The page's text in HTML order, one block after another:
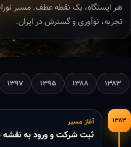
هر ایستگاه، یک نقطه عطف. مسیر
تجربه، نوآوری و گسترش در ایران.
۱۳۸۳ ۱۳۸۸ ۱۳۹۵ ۱۳۹۷
۱۳۸۳ آغاز مسیر
ثبت شرکت و ورود به نقشه